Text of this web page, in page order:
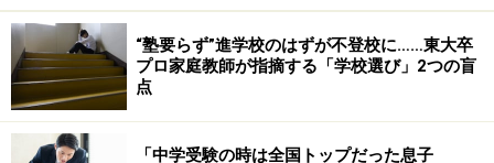
“塾要らず”進学校のはずが不登校に……東大卒
プロ家庭教師が指摘する「学校選び」2つの盲
点
「中学受験の時は全国トップだった息子